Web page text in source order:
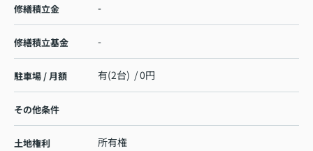
修繕積立金 -
修繕積立基金 -
駐車場 / 月額 有(2台) / 0円
その他条件
土地権利 所有権